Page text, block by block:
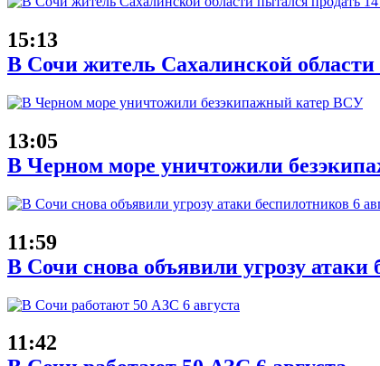
15:13
В Сочи житель Сахалинской
13:05
В Черном море уничтожили
11:59
В Сочи снова объявили угрозу атаки
11:42